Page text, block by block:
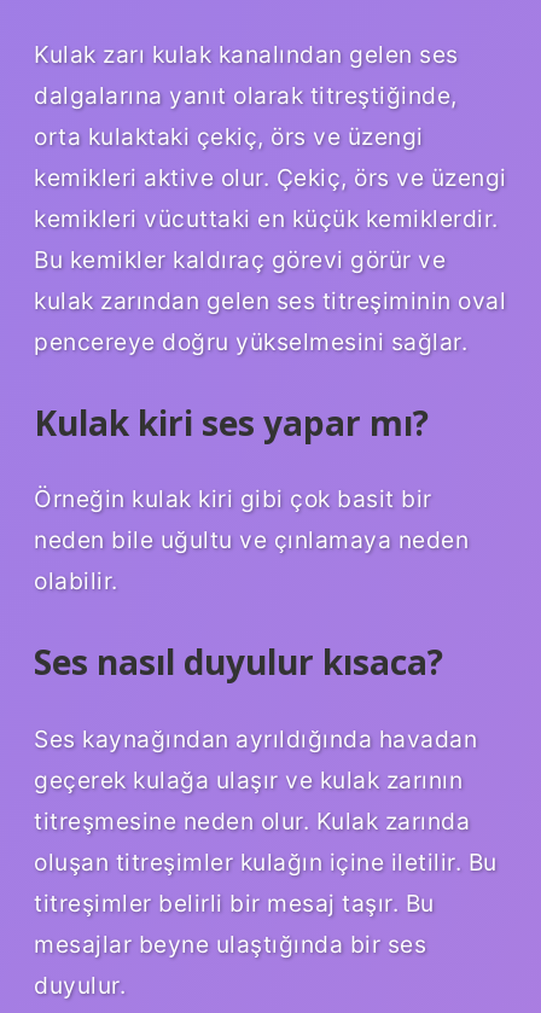
Kulak zarı kulak kanalından gelen ses
dalgalarına yanıt olarak titreştiğinde,
orta kulaktaki çekiç, örs ve üzengi
kemikleri aktive olur. Çekiç, örs ve üzengi
kemikleri vücuttaki en küçük kemiklerdir.
Bu kemikler kaldıraç görevi görür ve
kulak zarından gelen ses titreşiminin oval
pencereye doğru yükselmesini sağlar.
Kulak kiri ses yapar mı?
Örneğin kulak kiri gibi çok basit bir
neden bile uğultu ve çınlamaya neden
olabilir.
Ses nasıl duyulur kısaca?
Ses kaynağından ayrıldığında havadan
geçerek kulağa ulaşır ve kulak zarının
titreşmesine neden olur. Kulak zarında
oluşan titreşimler kulağın içine iletilir. Bu
titreşimler belirli bir mesaj taşır. Bu
mesajlar beyne ulaştığında bir ses
duyulur.